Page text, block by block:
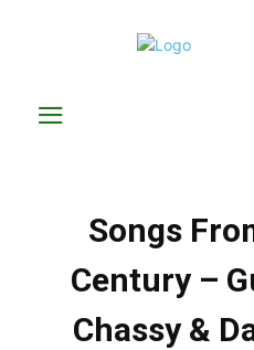
Songs
Century –
Chassy &